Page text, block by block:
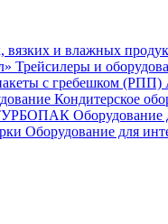
вязких и влажных
Трейсилеры и
с гребешком (РПП)
Кондитерское
ТУРБОПАК Оборудование
Оборудование для